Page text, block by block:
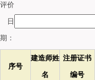
评价
日
期：
序号
建造师姓
名
注册证书
编号